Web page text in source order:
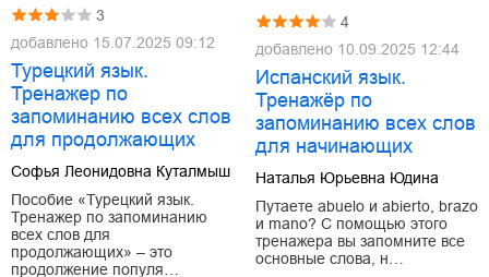
3
добавлено 15.07.2025 09:12
Турецкий язык.
Тренажер по
запоминанию всех слов
для продолжающих
Софья Леонидовна Куталмыш
Пособие «Турецкий язык.
Тренажер по запоминанию
всех слов для
продолжающих» – это
продолжение популя…
4
добавлено 10.09.2025 12:44
Испанский язык.
Тренажёр по
запоминанию всех слов
для начинающих
Наталья Юрьевна Юдина
Путаете abuelo и abierto, brazo
и mano? С помощью этого
тренажера вы запомните все
основные слова, н…